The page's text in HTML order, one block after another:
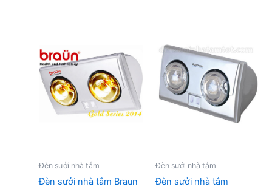
Đèn sưởi nhà tắm
Đèn sưởi nhà tắm Braun
Đèn sưởi nhà tắm
Đèn sưởi nhà tắm